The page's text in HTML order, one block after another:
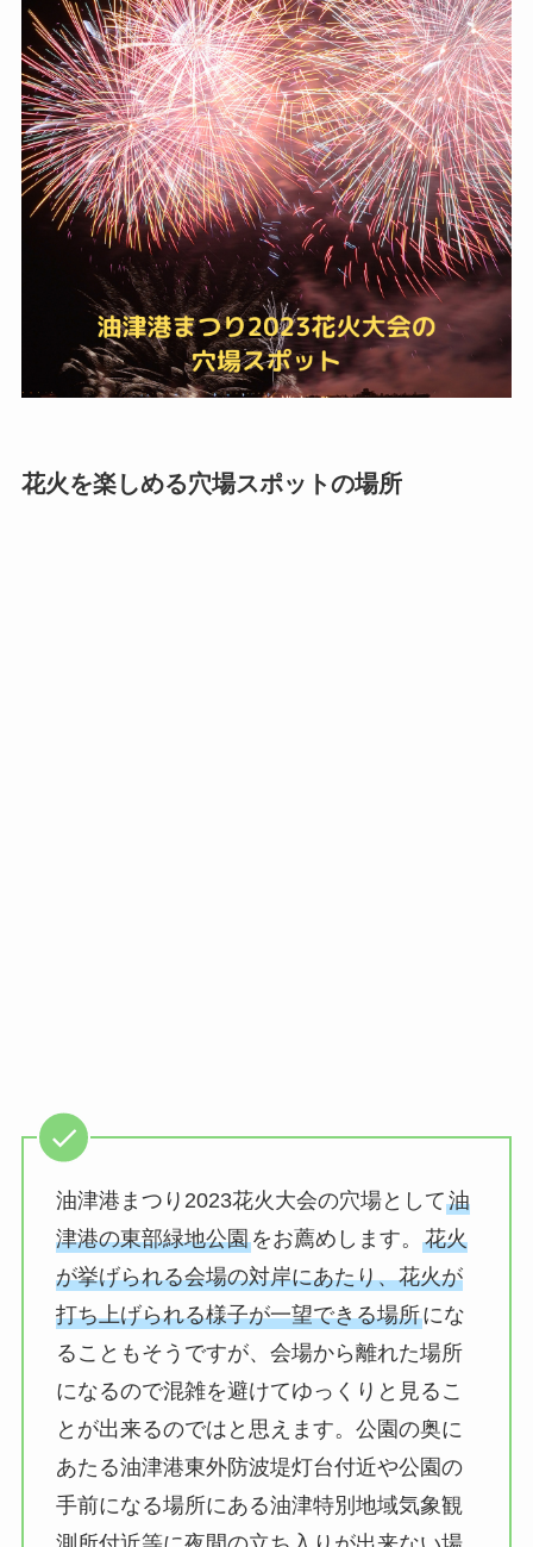
花火を楽しめる穴場スポットの場所
油津港まつり2023花火大会の穴場として油
津港の東部緑地公園をお薦めします。 花火
が挙げられる会場の対岸にあたり、花火が
打ち上げられる様子が一望できる場所にな
ることもそうですが、会場から離れた場所
になるので混雑を避けてゆっくりと見るこ
とが出来るのではと思えます。公園の奥に
あたる油津港東外防波堤灯台付近や公園の
手前になる場所にある油津特別地域気象観